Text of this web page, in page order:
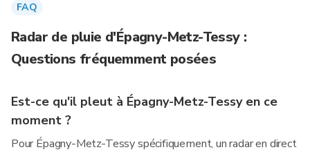
FAQ
Radar de pluie d'Épagny-Metz-Tessy :
Questions fréquemment posées
Est-ce qu'il pleut à Épagny-Metz-Tessy en ce
moment ?
Pour Épagny-Metz-Tessy spécifiquement, un radar en direct